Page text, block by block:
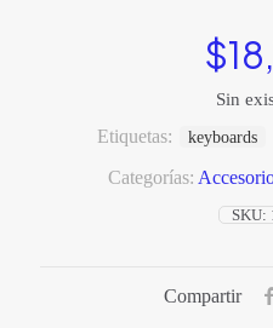
$
Sin
SKU:
Categorías:
Etiquetas: keyboards
Compartir